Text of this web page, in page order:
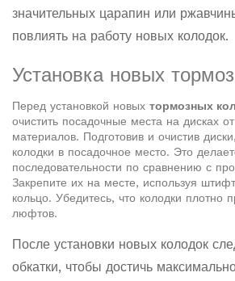
значительных царапин или
повлиять на работу новых колодок.
Установка новых
Перед установкой новых тормозных
очистить посадочные места на дисках
материалов. Подготовив и очистив
колодки в посадочное место. Это
последовательности по сравнению с
Закрепите их на месте, используя
кольцо. Убедитесь, что колодки плотно
люфтов.
После установки новых колодок
обкатки, чтобы достичь